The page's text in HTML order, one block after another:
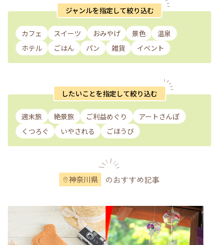
ジャンルを指定して絞り込む
カフェ スイーツ おみやげ 景色
温泉
ホテル
ごはん パン 雑貨 イベント
したいことを指定して絞り込む
週末旅 絶景旅 ご利益めぐり
アートさんぽ
くつろぐ
いやされる ごほうび
神奈川県 のおすすめ記事